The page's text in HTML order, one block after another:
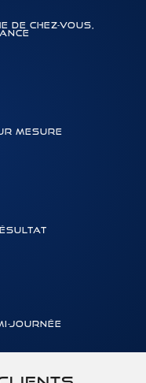
chez-vous,
mesure
journée